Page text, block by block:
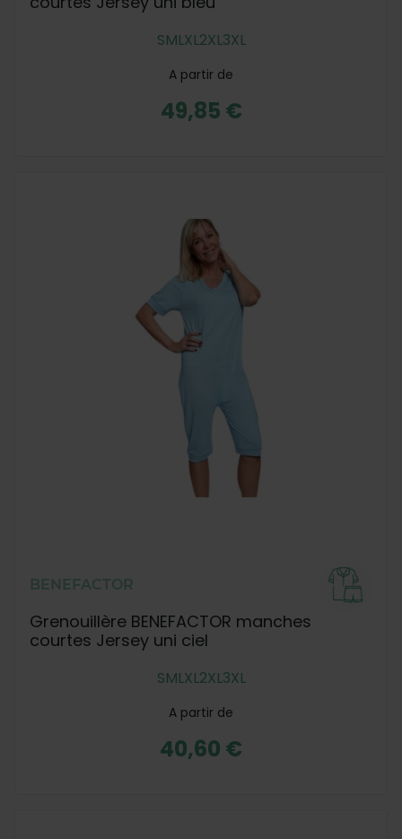
SMLXL2XL3XL
A partir de
49,85 €
BENEFACTOR
Grenouillère BENEFACTOR manches
courtes Jersey uni ciel
SMLXL2XL3XL
A partir de
40,60 €